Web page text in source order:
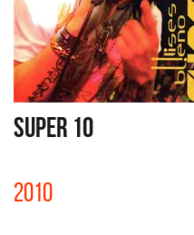
SUPER 10
2010